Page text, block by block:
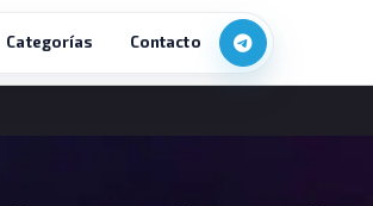
Categorías Contacto